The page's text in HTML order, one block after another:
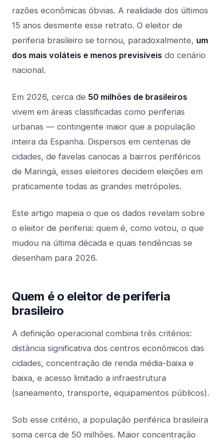
razões econômicas óbvias. A realidade dos últimos
15 anos desmente esse retrato. O eleitor de
periferia brasileiro se tornou, paradoxalmente, um
dos mais voláteis e menos previsíveis do cenário
nacional.
Em 2026, cerca de 50 milhões de brasileiros
vivem em áreas classificadas como periferias
urbanas — contingente maior que a população
inteira da Espanha. Dispersos em centenas de
cidades, de favelas cariocas a bairros periféricos
de Maringá, esses eleitores decidem eleições em
praticamente todas as grandes metrópoles.
Este artigo mapeia o que os dados revelam sobre
o eleitor de periferia: quem é, como votou, o que
mudou na última década e quais tendências se
desenham para 2026.
Quem é o eleitor de periferia
brasileiro
A definição operacional combina três critérios:
distância significativa dos centros econômicos das
cidades, concentração de renda média-baixa e
baixa, e acesso limitado a infraestrutura
(saneamento, transporte, equipamentos públicos).
Sob esse critério, a população periférica brasileira
soma cerca de 50 milhões. Maior concentração